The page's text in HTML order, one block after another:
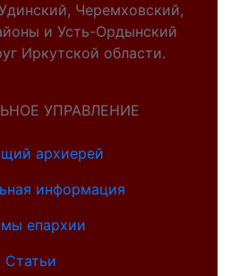
Черемховский,
и Усть-Ордынский
Иркутской области.
УПРАВЛЕНИЕ
архиерей
информация
епархии
Статьи